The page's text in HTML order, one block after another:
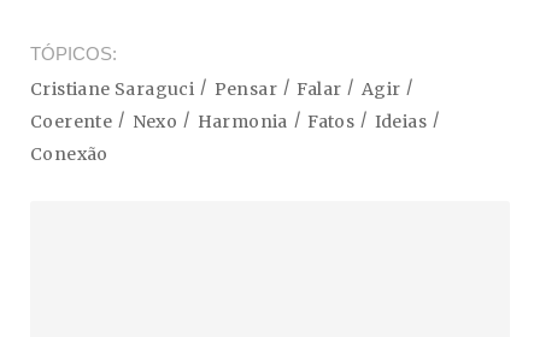
TÓPICOS
Cristiane Saraguci Pensar Falar
Agir
Coerente
Nexo Harmonia Fatos
Ideias
Conexão